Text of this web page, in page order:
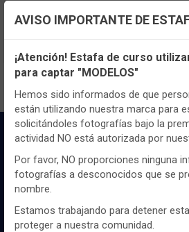
TENEMOS
Registrateaquí para
contenido y los
Distribuidor y mayorista textil
Configuración de cookies
Utilizamos cookies propias y de
persistentes, para hacer funcionar de
página web y personalizar su
Igualmente, utilizamos cookies para
la navegación que realizas y para
gustos y preferencias.
Puedesconfigurary aceptar el uso
Para obtener más información visita
cookies .
AVISO IMPORTANTE DE
¡Atención! Estafa de curso
para captar "MODELOS"
Hemos sido informados de que
están utilizando nuestra marca para
solicitándoles fotografías bajo la
actividad NO está autorizada por
Por favor, NO proporciones ninguna
fotografías a desconocidos que se
nombre.
Estamos trabajando para detener
proteger a nuestra comunidad.